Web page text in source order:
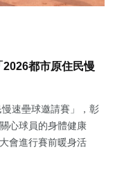
都市原住民慢
速壘球邀請賽」，彰
心球員的身體健康
會進行賽前暖身活